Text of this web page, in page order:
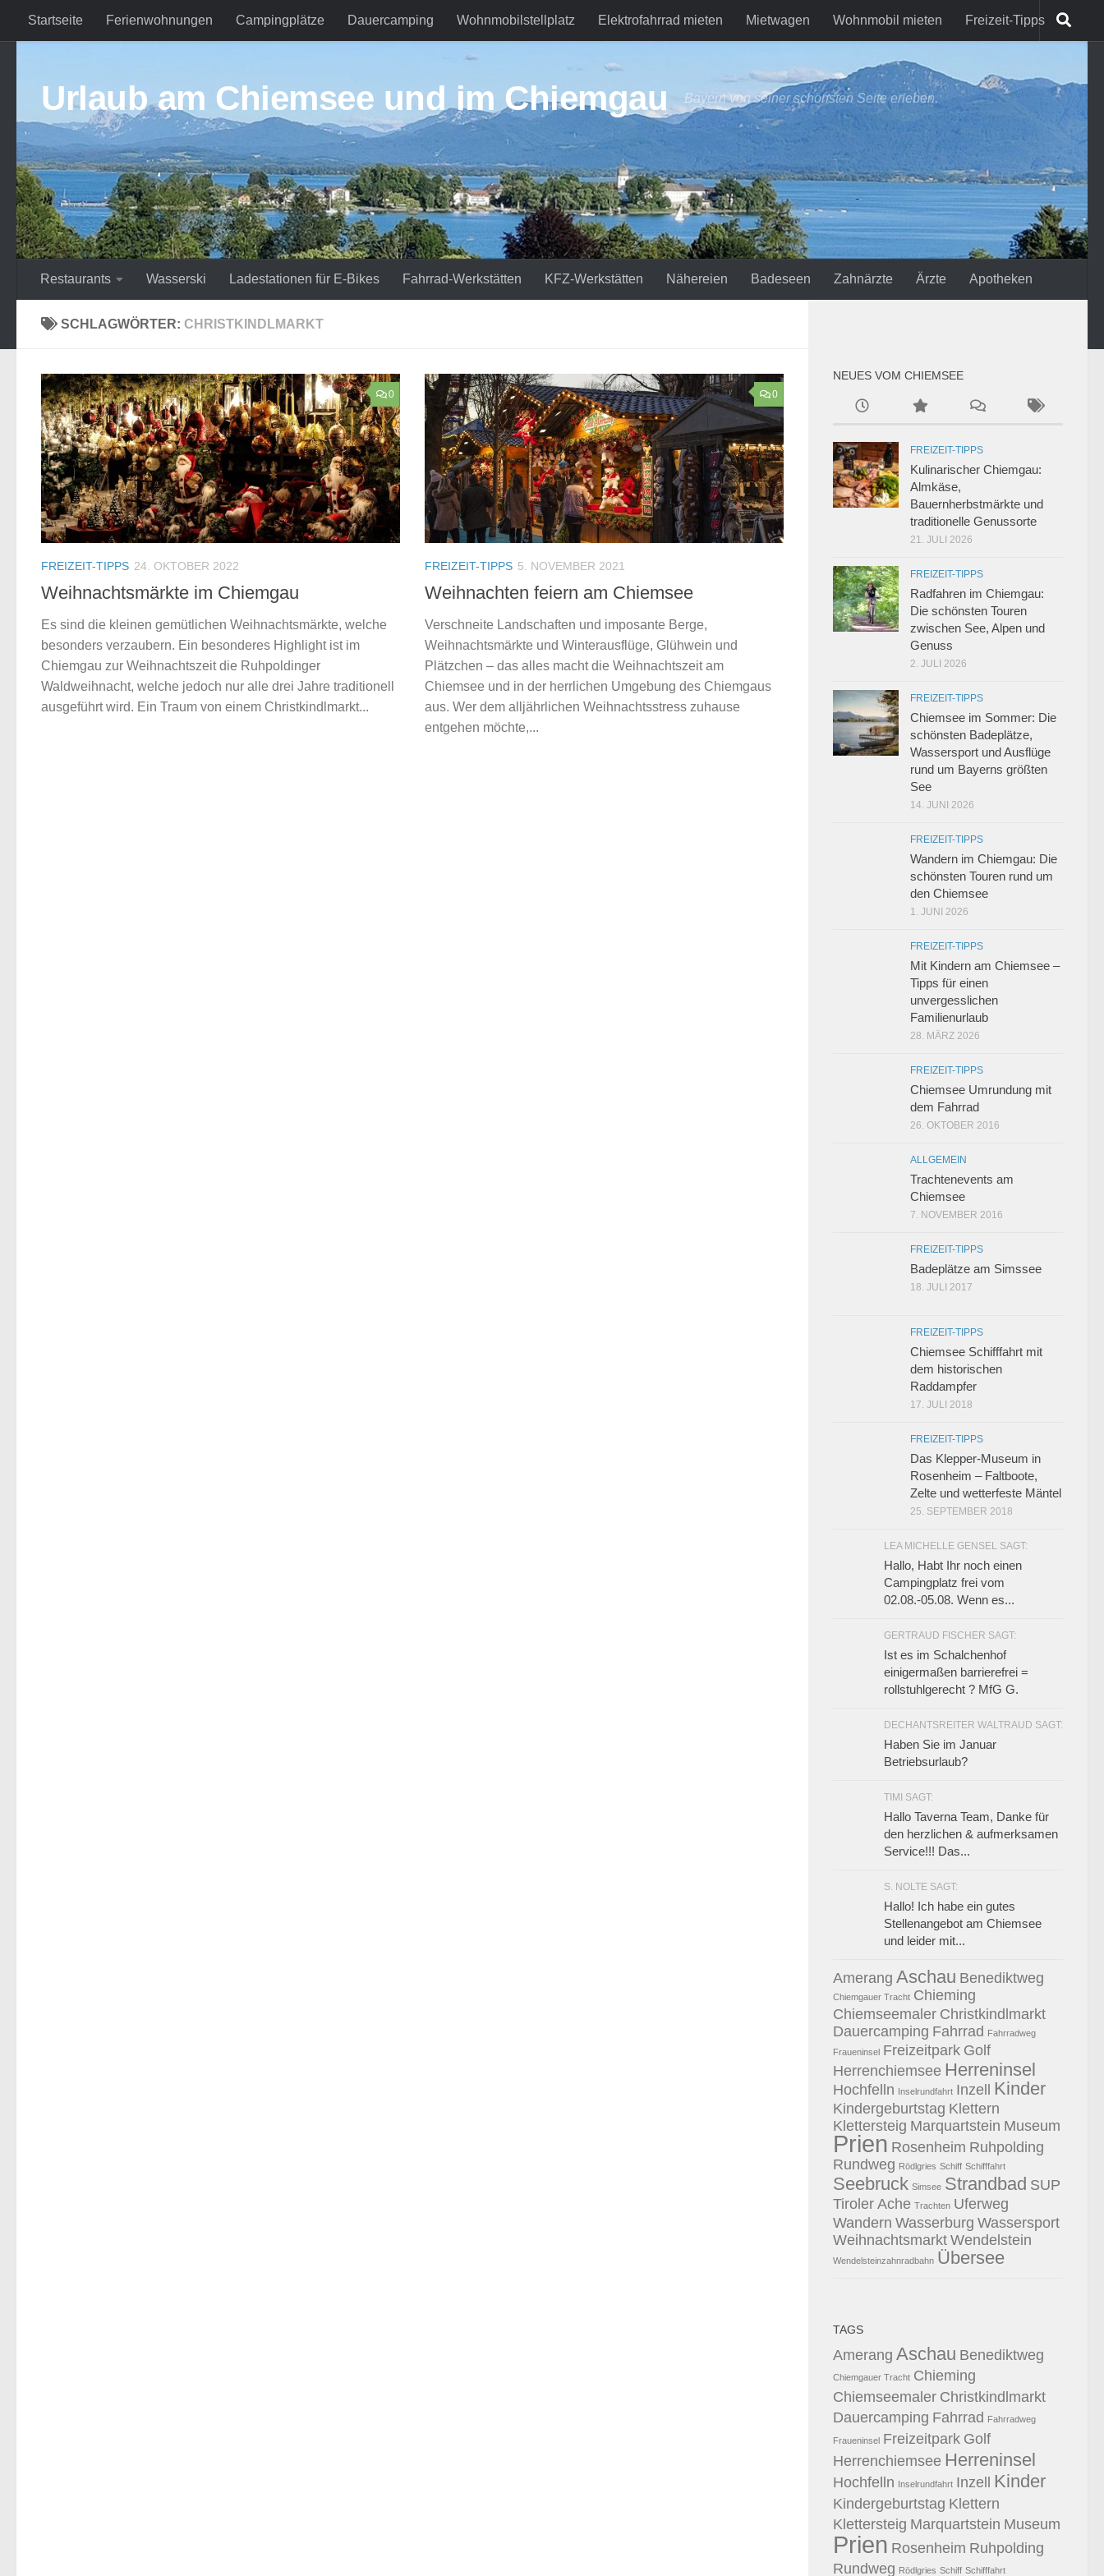
Zum Inhalt springen
Startseite Ferienwohnungen Campingplätze Dauercamping Wohnmobilstellplatz Elektrofahrrad mieten Mietwagen Wohnmobil mieten Freizeit-Tipps
Urlaub am Chiemsee und im Chiemgau Bayern von seiner schönsten Seite erleben.
Restaurants Wasserski Ladestationen für E-Bikes Fahrrad-Werkstätten KFZ-Werkstätten Nähereien Badeseen Zahnärzte Ärzte Apotheken
SCHLAGWÖRTER: CHRISTKINDLMARKT
0
FREIZEIT-TIPPS 24. OKTOBER 2022
Weihnachtsmärkte im Chiemgau
Es sind die kleinen gemütlichen Weihnachtsmärkte, welche
besonders verzaubern. Ein besonderes Highlight ist im
Chiemgau zur Weihnachtszeit die Ruhpoldinger
Waldweihnacht, welche jedoch nur alle drei Jahre traditionell
ausgeführt wird. Ein Traum von einem Christkindlmarkt...
0
FREIZEIT-TIPPS 5. NOVEMBER 2021
Weihnachten feiern am Chiemsee
Verschneite Landschaften und imposante Berge,
Weihnachtsmärkte und Winterausflüge, Glühwein und
Plätzchen – das alles macht die Weihnachtszeit am
Chiemsee und in der herrlichen Umgebung des Chiemgaus
aus. Wer dem alljährlichen Weihnachtsstress zuhause
entgehen möchte,...
NEUES VOM CHIEMSEE
FREIZEIT-TIPPS
Kulinarischer Chiemgau:
Almkäse,
Bauernherbstmärkte und
traditionelle Genussorte
21. JULI 2026
FREIZEIT-TIPPS
Radfahren im Chiemgau:
Die schönsten Touren
zwischen See, Alpen und
Genuss
2. JULI 2026
FREIZEIT-TIPPS
Chiemsee im Sommer: Die
schönsten Badeplätze,
Wassersport und Ausflüge
rund um Bayerns größten
See
14. JUNI 2026
FREIZEIT-TIPPS
Wandern im Chiemgau: Die
schönsten Touren rund um
den Chiemsee
1. JUNI 2026
FREIZEIT-TIPPS
Mit Kindern am Chiemsee –
Tipps für einen
unvergesslichen
Familienurlaub
28. MÄRZ 2026
FREIZEIT-TIPPS
Chiemsee Umrundung mit
dem Fahrrad
26. OKTOBER 2016
ALLGEMEIN
Trachtenevents am
Chiemsee
7. NOVEMBER 2016
FREIZEIT-TIPPS
Badeplätze am Simssee
18. JULI 2017
FREIZEIT-TIPPS
Chiemsee Schifffahrt mit
dem historischen
Raddampfer
17. JULI 2018
FREIZEIT-TIPPS
Das Klepper-Museum in
Rosenheim – Faltboote,
Zelte und wetterfeste Mäntel
25. SEPTEMBER 2018
LEA MICHELLE GENSEL SAGT:
Hallo, Habt Ihr noch einen
Campingplatz frei vom
02.08.-05.08. Wenn es...
GERTRAUD FISCHER SAGT:
Ist es im Schalchenhof
einigermaßen barrierefrei =
rollstuhlgerecht ? MfG G.
DECHANTSREITER WALTRAUD SAGT:
Haben Sie im Januar
Betriebsurlaub?
TIMI SAGT:
Hallo Taverna Team, Danke für
den herzlichen & aufmerksamen
Service!!! Das...
S. NOLTE SAGT:
Hallo! Ich habe ein gutes
Stellenangebot am Chiemsee
und leider mit...
Amerang Aschau Benediktweg
Chiemgauer Tracht Chieming
Chiemseemaler Christkindlmarkt
Dauercamping Fahrrad Fahrradweg
Fraueninsel Freizeitpark Golf
Herrenchiemsee Herreninsel
Hochfelln Inselrundfahrt Inzell Kinder
Kindergeburtstag Klettern
Klettersteig Marquartstein Museum
Prien Rosenheim Ruhpolding
Rundweg Rödlgries Schiff Schifffahrt
Seebruck Simsee Strandbad SUP
Tiroler Ache Trachten Uferweg
Wandern Wasserburg Wassersport
Weihnachtsmarkt Wendelstein
Wendelsteinzahnradbahn Übersee
TAGS
Amerang Aschau Benediktweg
Chiemgauer Tracht Chieming
Chiemseemaler Christkindlmarkt
Dauercamping Fahrrad Fahrradweg
Fraueninsel Freizeitpark Golf
Herrenchiemsee Herreninsel
Hochfelln Inselrundfahrt Inzell Kinder
Kindergeburtstag Klettern
Klettersteig Marquartstein Museum
Prien Rosenheim Ruhpolding
Rundweg Rödlgries Schiff Schifffahrt